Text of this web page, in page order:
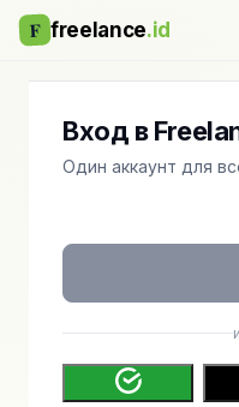
F freelance.id
Вход в
Один аккаунт для